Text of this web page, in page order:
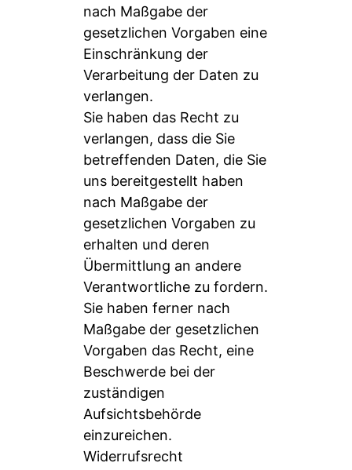
nach Maßgabe der
gesetzlichen Vorgaben eine
Einschränkung der
Verarbeitung der Daten zu
verlangen.
Sie haben das Recht zu
verlangen, dass die Sie
betreffenden Daten, die Sie
uns bereitgestellt haben
nach Maßgabe der
gesetzlichen Vorgaben zu
erhalten und deren
Übermittlung an andere
Verantwortliche zu fordern.
Sie haben ferner nach
Maßgabe der gesetzlichen
Vorgaben das Recht, eine
Beschwerde bei der
zuständigen
Aufsichtsbehörde
einzureichen.
Widerrufsrecht